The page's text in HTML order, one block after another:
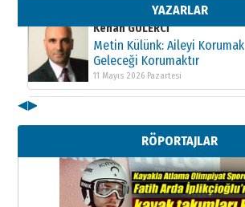
YAZARLAR
11 Mayıs 2026 Pazartesi
Kenan GÜLERCİ
Metin Külünk: Aileyi Korumak
Geleceği Korumaktır
11 Mayıs 2026 Pazartesi
◀▶
RÖPORTAJLAR